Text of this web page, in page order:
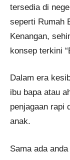
tersedia di
seperti Rumah
Kenangan,
konsep terkini
Dalam era
ibu bapa atau
penjagaan rapi
anak.
Sama ada